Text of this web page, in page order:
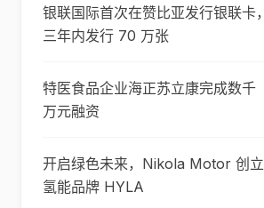
银联国际首次在赞比亚发行银联卡，
三年内发行 70 万张
特医食品企业海正苏立康完成数千
万元融资
开启绿色未来，Nikola Motor 创立
氢能品牌 HYLA